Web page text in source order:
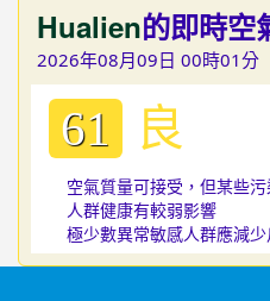
Hualien的即時空
2026年08月09日 00時01分
61 良
空氣質量可接受，但某些
人群健康有較弱影響
極少數異常敏感人群應減